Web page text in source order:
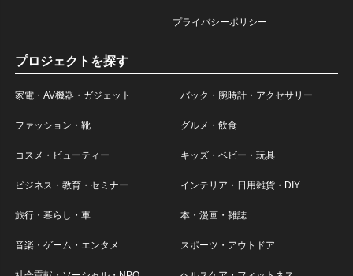
プライバシーポリシー
プロジェクトを探す
家電・AV機器・ガジェット バック・腕時計・アクセサリー
ファッション・靴 グルメ・飲食
コスメ・ビューティー キッズ・ベビー・玩具
ビジネス・教育・セミナー インテリア・日用雑貨・DIY
旅行・暮らし・車 本・漫画・雑誌
音楽・ゲーム・エンタメ スポーツ・アウトドア